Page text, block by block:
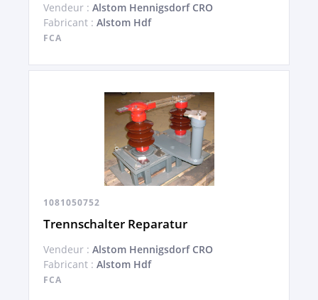
Vendeur : Alstom Hennigsdorf CRO
Fabricant : Alstom Hdf
FCA
1081050752
Trennschalter Reparatur
Vendeur : Alstom Hennigsdorf CRO
Fabricant : Alstom Hdf
FCA